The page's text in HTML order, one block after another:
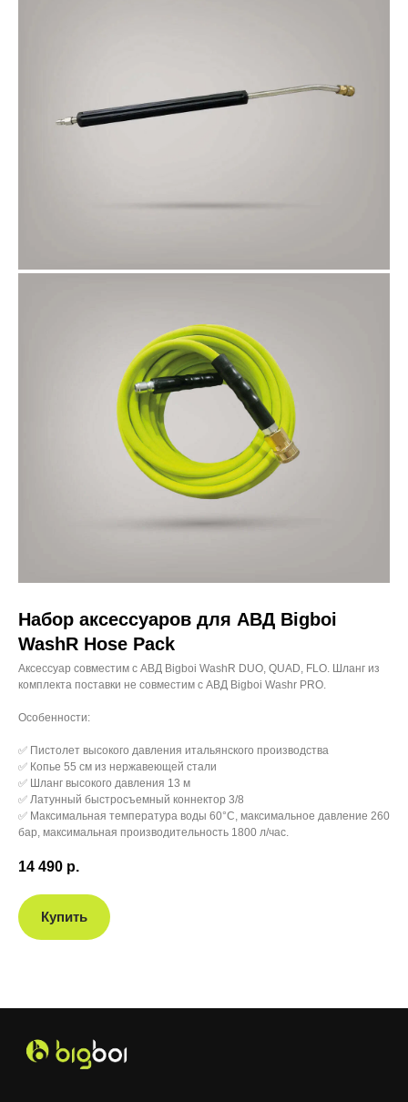
Набор аксессуаров для АВД Bigboi
WashR Hose Pack
Аксессуар совместим с АВД Bigboi WashR DUO, QUAD, FLO. Шланг из
комплекта поставки не совместим с АВД Bigboi Washr PRO.
Особенности:
✅ Пистолет высокого давления итальянского производства
✅ Копье 55 см из нержавеющей стали
✅ Шланг высокого давления 13 м
✅ Латунный быстросъемный коннектор 3/8
✅ Максимальная температура воды 60°C, максимальное давление 260
бар, максимальная производительность 1800 л/час.
14 490 р.
Купить